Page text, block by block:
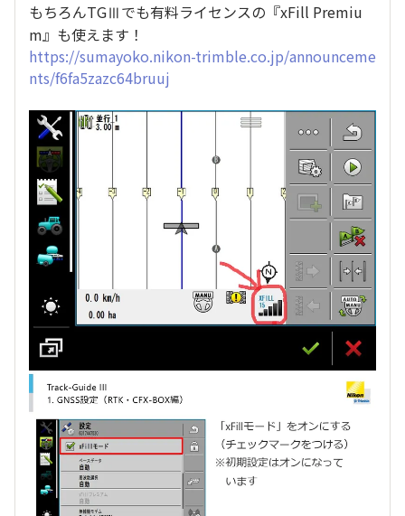
もちろんTGⅢでも有料ライセンスの『xFill Premiu
m』も使えます！
https://sumayoko.nikon-trimble.co.jp/announceme
nts/f6fa5zazc64bruuj